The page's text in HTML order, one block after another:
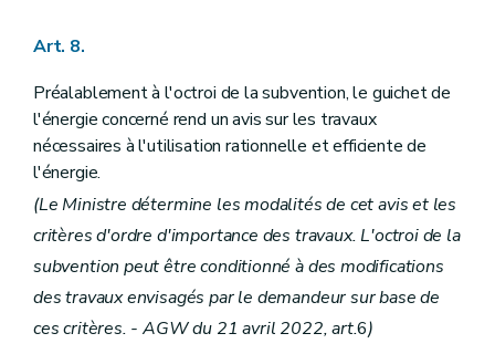
Art. 8.
Préalablement à l'octroi de la subvention, le guichet de
l'énergie concerné rend un avis sur les travaux
nécessaires à l'utilisation rationnelle et efficiente de
l'énergie.
(Le Ministre détermine les modalités de cet avis et les
critères d'ordre d'importance des travaux. L'octroi de la
subvention peut être conditionné à des modifications
des travaux envisagés par le demandeur sur base de
ces critères. - AGW du 21 avril 2022, art.6)